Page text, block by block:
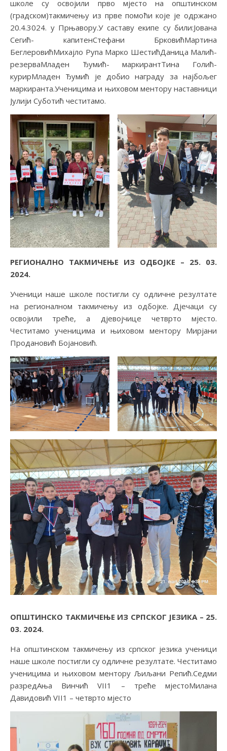
школе су освојили прво мјесто на општинском
(градском)такмичењу из прве помоћи које је одржано
20.4.3024. у Прњавору.У саставу екипе су били:Јована
Сегић- капитенСтефани БрковићМартина
БеглеровићМихајло Рупа Марко ШестићДаница Малић-
резерваМладен Ђумић- маркирантТина Голић-
курирМладен Ђумић је добио награду за најбољег
маркиранта.Ученицима и њиховом ментору наставници
Јулији Суботић честитамо.
РЕГИОНАЛНО ТАКМИЧЕЊЕ ИЗ ОДБОЈКЕ – 25. 03.
2024.
Ученици наше школе постигли су одличне резултате
на регионалном такмичењу из одбојке. Дјечаци су
освојили треће, а дјевојчице четврто мјесто.
Честитамо ученицима и њиховом ментору Мирјани
Продановић Бојановић.
ОПШТИНСКО ТАКМИЧЕЊЕ ИЗ СРПСКОГ ЈЕЗИКА – 25.
03. 2024.
На општинском такмичењу из српског језика ученици
наше школе постигли су одличне резултате. Честитамо
ученицима и њиховом ментору Љиљани Репић.Седми
разредАња Винчић VII1 – треће мјестоМилана
Давидовић VII1 – четврто мјесто